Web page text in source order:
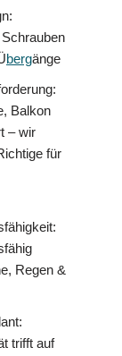
bergänge
Balkon
– wir
für
Regen &
trifft auf